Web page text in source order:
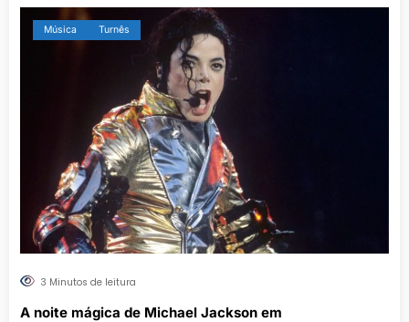
Música Turnês
3 Minutos de leitura
A noite mágica de Michael Jackson em